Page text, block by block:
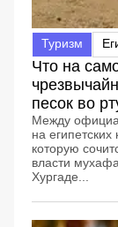
Туризм
Что на
песок во
Между
на
которую
власти
Хургаде...